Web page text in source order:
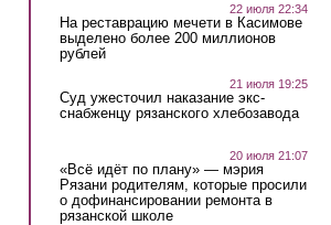
22 июля 22:34
На реставрацию мечети в Касимове
выделено более 200 миллионов
рублей
21 июля 19:25
Суд ужесточил наказание экс-
снабженцу рязанского хлебозавода
20 июля 21:07
«Всё идёт по плану» — мэрия
Рязани родителям, которые просили
о дофинансировании ремонта в
рязанской школе